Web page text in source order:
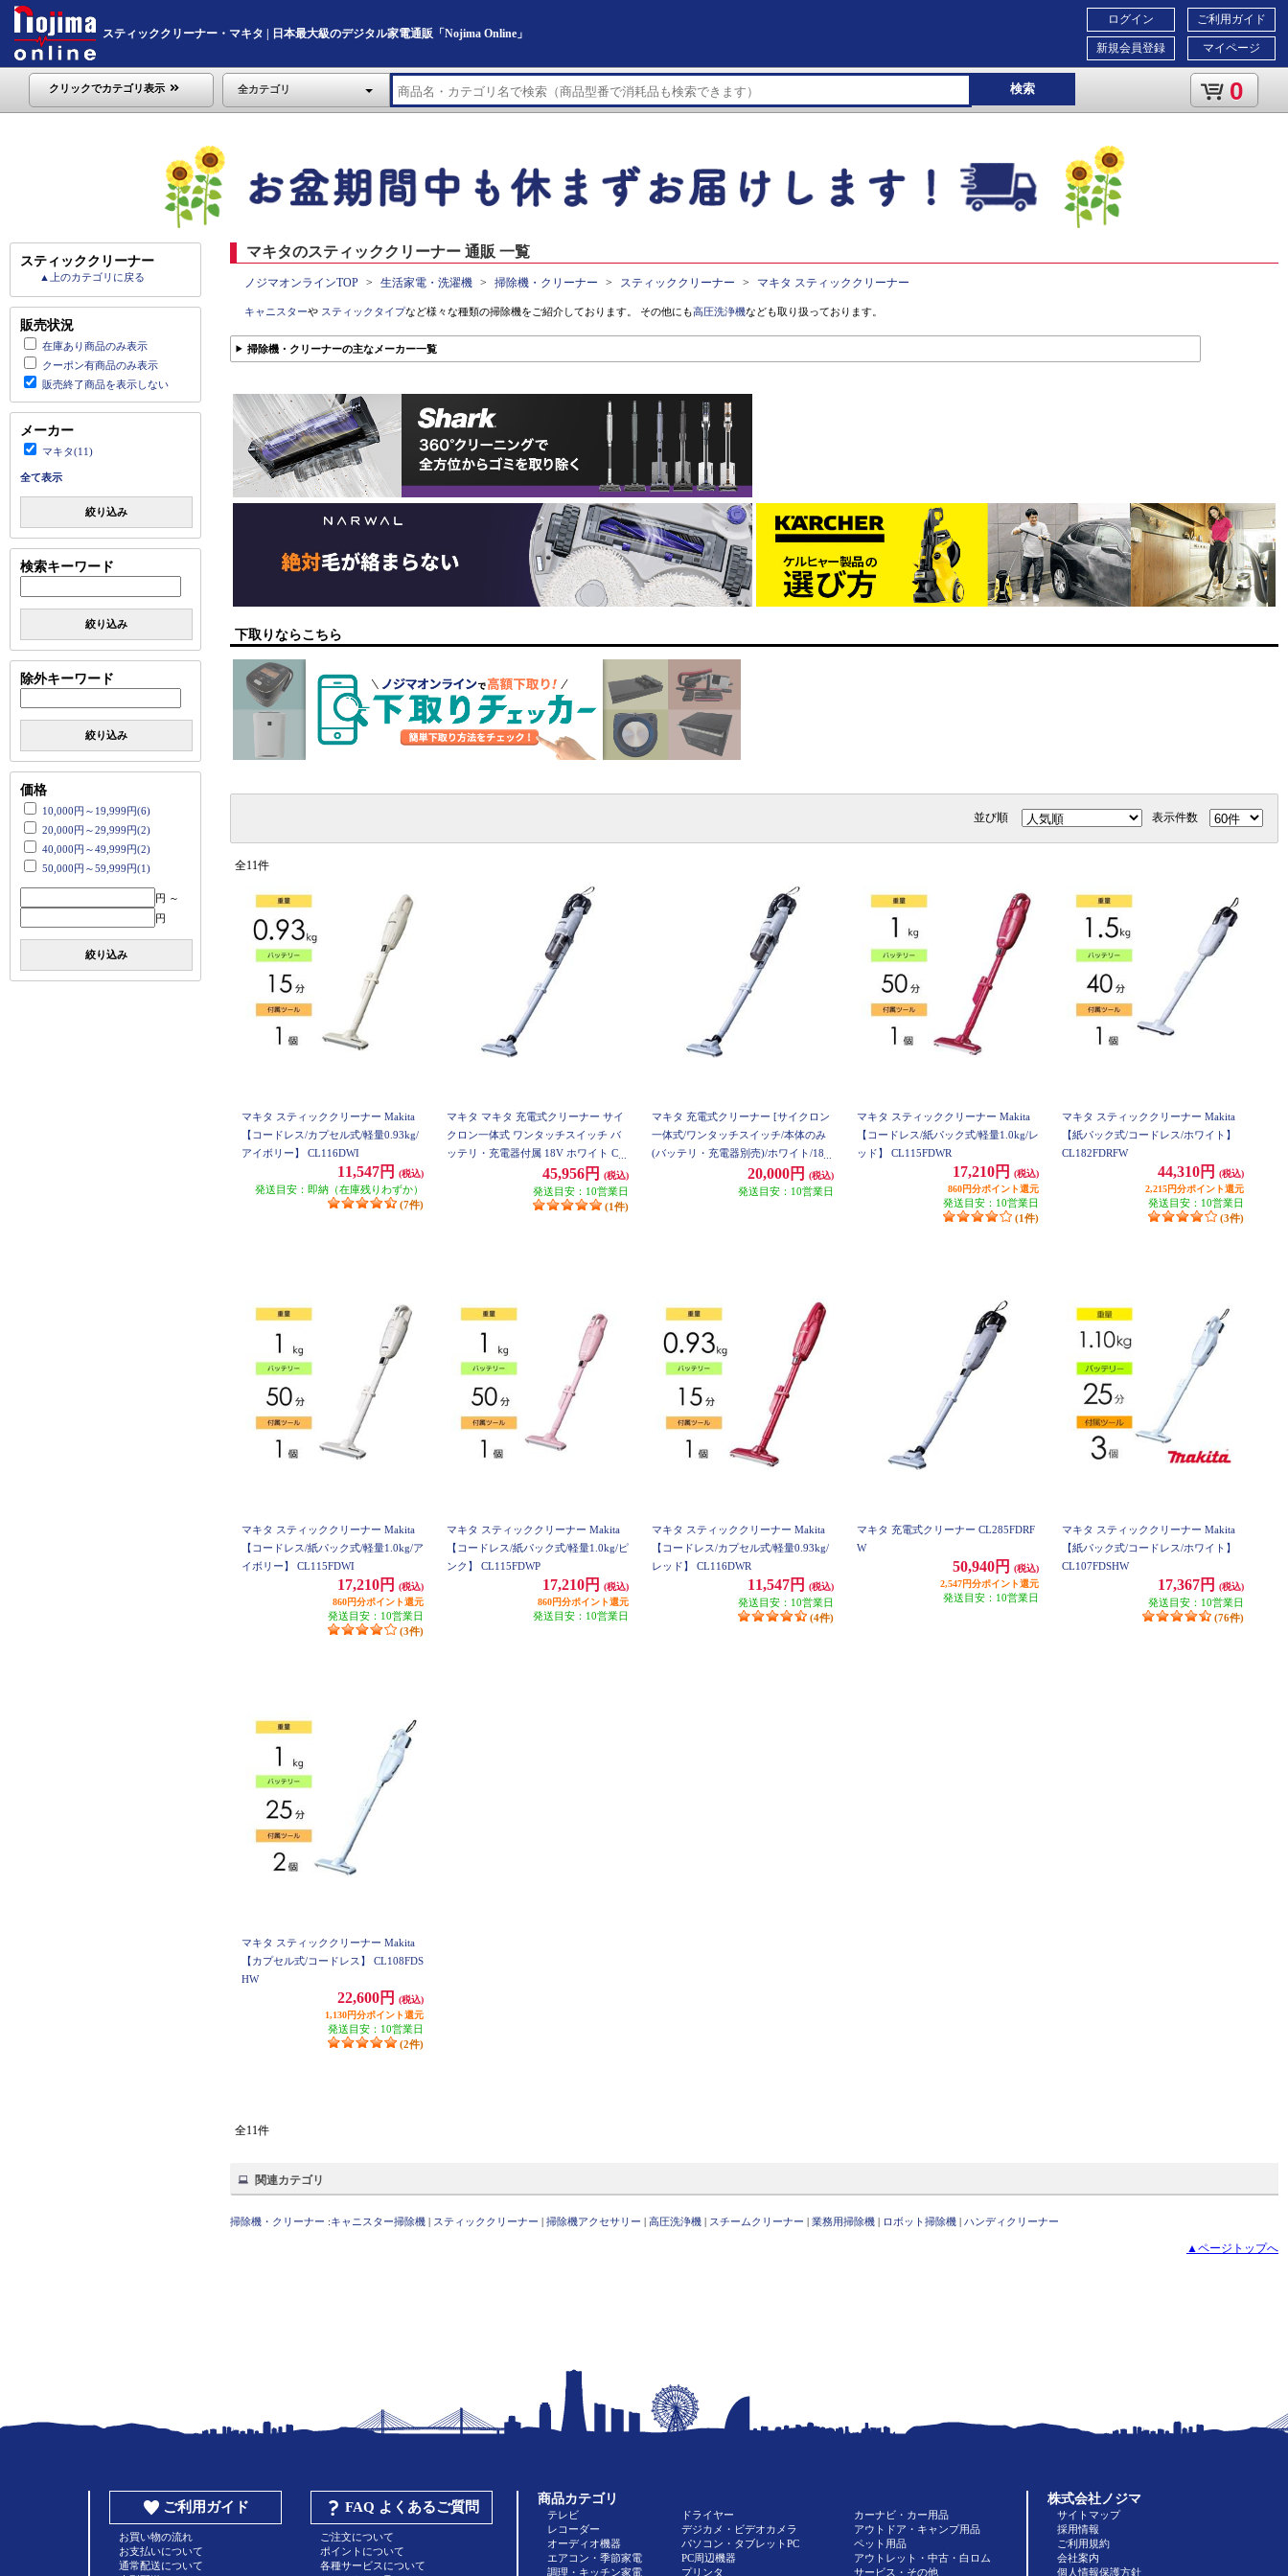
スティッククリーナー・マキタ | 日本最大級のデジタル家電通販「Nojima Online」
ご利用ガイド
マイページ
ログイン
新規会員登録
クリックでカテゴリ表示 全カテゴリ 検索 0
スティッククリーナー
▲上のカテゴリに戻る
販売状況
在庫あり商品のみ表示
クーポン有商品のみ表示
販売終了商品を表示しない
メーカー
マキタ(11)
全て表示
絞り込み
検索キーワード
絞り込み
除外キーワード
絞り込み
価格
10,000円～19,999円(6)
20,000円～29,999円(2)
40,000円～49,999円(2)
50,000円～59,999円(1)
円 ～
円
絞り込み
マキタのスティッククリーナー 通販 一覧
ノジマオンラインTOP 生活家電・洗濯機 掃除機・クリーナー スティッククリーナー マキタ スティッククリーナー
キャニスターや スティックタイプなど様々な種類の掃除機をご紹介しております。 その他にも高圧洗浄機なども取り扱っております。
掃除機・クリーナーの主なメーカー一覧
下取りならこちら
並び順 表示件数
全11件
マキタ スティッククリーナー Makita
【コードレス/カプセル式/軽量0.93kg/
アイボリー】 CL116DWI
11,547円 (税込)
発送目安：即納（在庫残りわずか）
(7件)
マキタ マキタ 充電式クリーナー サイ
クロン一体式 ワンタッチスイッチ バ
ッテリ・充電器付属 18V ホワイト CL
45,956円 (税込)
発送目安：10営業日
(1件)
マキタ 充電式クリーナー [サイクロン
一体式/ワンタッチスイッチ/本体のみ
(バッテリ・充電器別売)/ホワイト/18
20,000円 (税込)
発送目安：10営業日
マキタ スティッククリーナー Makita
【コードレス/紙パック式/軽量1.0kg/レ
ッド】 CL115FDWR
17,210円
(税込)
860円分ポイント還元
発送目安：10営業日
(1件)
マキタ スティッククリーナー Makita
【紙パック式/コードレス/ホワイト】
CL182FDRFW
44,310円
(税込)
2,215円分ポイント還元
発送目安：10営業日
(3件)
マキタ スティッククリーナー Makita
【コードレス/紙パック式/軽量1.0kg/ア
イボリー】 CL115FDWI
17,210円
(税込)
860円分ポイント還元
発送目安：10営業日
(3件)
マキタ スティッククリーナー Makita
【コードレス/紙パック式/軽量1.0kg/ピ
ンク】 CL115FDWP
17,210円
(税込)
860円分ポイント還元
発送目安：10営業日
マキタ スティッククリーナー Makita
【コードレス/カプセル式/軽量0.93kg/
レッド】 CL116DWR
11,547円 (税込)
発送目安：10営業日
(4件)
マキタ 充電式クリーナー CL285FDRF
W
50,940円
(税込)
2,547円分ポイント還元
発送目安：10営業日
マキタ スティッククリーナー Makita
【紙パック式/コードレス/ホワイト】
CL107FDSHW
17,367円 (税込)
発送目安：10営業日
(76件)
マキタ スティッククリーナー Makita
【カプセル式/コードレス】 CL108FDS
HW
22,600円
(税込)
1,130円分ポイント還元
発送目安：10営業日
(2件)
全11件
関連カテゴリ
掃除機・クリーナー :キャニスター掃除機 | スティッククリーナー | 掃除機アクセサリー | 高圧洗浄機 | スチームクリーナー | 業務用掃除機 | ロボット掃除機 | ハンディクリーナー
▲ページトップへ
ご利用ガイド
お買い物の流れ
お支払いについて
通常配送について
FAQ よくあるご質問
ご注文について
ポイントについて
各種サービスについて
商品カテゴリ
テレビ
レコーダー
オーディオ機器
エアコン・季節家電
調理・キッチン家電
ドライヤー
デジカメ・ビデオカメラ
パソコン・タブレットPC
PC周辺機器
プリンタ
カーナビ・カー用品
アウトドア・キャンプ用品
ペット用品
アウトレット・中古・白ロム
サービス・その他
株式会社ノジマ
サイトマップ
採用情報
ご利用規約
会社案内
個人情報保護方針